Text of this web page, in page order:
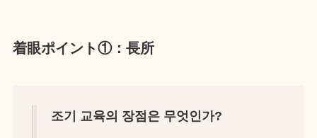
着眼ポイント①：長所
조기 교육의 장점은 무엇인가?